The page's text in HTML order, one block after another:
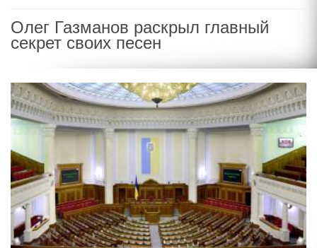
Олег Газманов раскрыл главный
секрет своих песен